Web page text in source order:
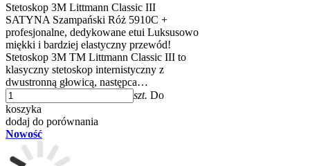
Stetoskop 3M Littmann Classic III
SATYNA Szampański Róż 5910C +
profesjonalne, dedykowane etui Luksusowo
miękki i bardziej elastyczny przewód!
Stetoskop 3M TM Littmann Classic III to
klasyczny stetoskop internistyczny z
dwustronną głowicą, następca…
szt. Do
koszyka
dodaj do porównania
Nowość